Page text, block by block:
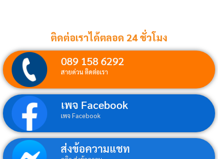
ติดต่อเราได้ตลอด 24 ชั่วโมง
089 158 6292
สายด่วน ติดต่อเรา
เพจ Facebook
เพจ Facebook
ส่งข้อความแชท